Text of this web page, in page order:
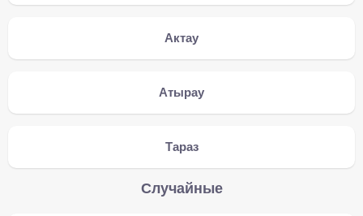
Актау
Атырау
Тараз
Случайные